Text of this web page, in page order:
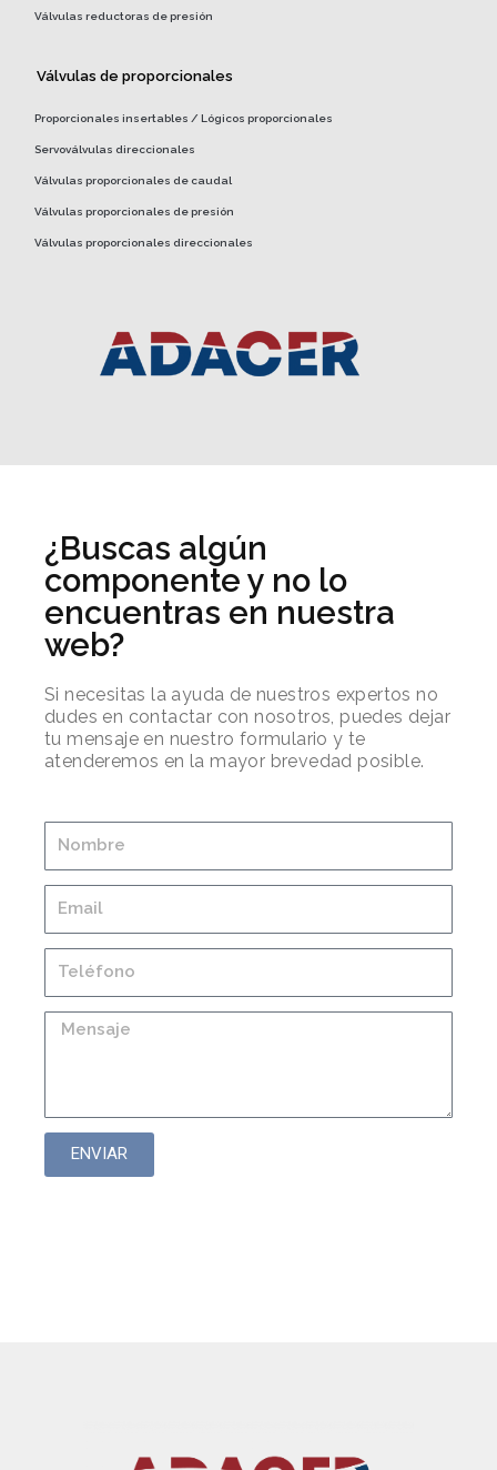
Válvulas reductoras de presión
Válvulas de proporcionales
Proporcionales insertables / Lógicos proporcionales
Servoválvulas direccionales
Válvulas proporcionales de caudal
Válvulas proporcionales de presión
Válvulas proporcionales direccionales
¿Buscas algún
componente y no lo
encuentras en nuestra
web?
Si necesitas la ayuda de nuestros expertos no
dudes en contactar con nosotros, puedes dejar
tu mensaje en nuestro formulario y te
atenderemos en la mayor brevedad posible.
ENVIAR